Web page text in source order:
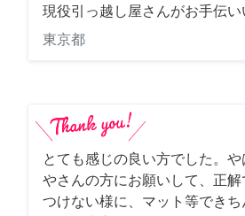
現役引っ越し屋さんがお手伝い
東京都
とても感じの良い方でした。
やさんの方にお願いして、正
つけない様に、マット等でき